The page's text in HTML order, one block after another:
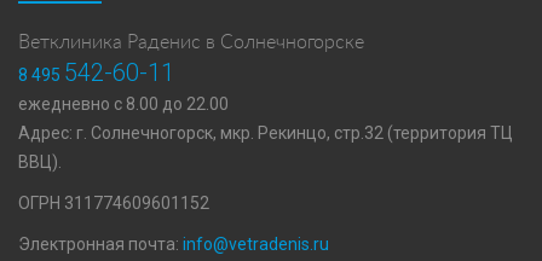
Ветклиника Раденис в Солнечногорске
8 495 542-60-11
ежедневно с 8.00 до 22.00
Адрес: г. Солнечногорск, мкр. Рекинцо, стр.32 (территория ТЦ
ВВЦ).
ОГРН 311774609601152
Электронная почта: info@vetradenis.ru